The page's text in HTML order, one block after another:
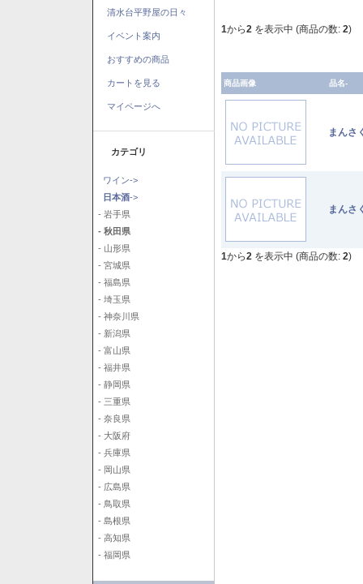
清水台平野屋の日々
イベント案内
おすすめの商品
カートを見る
マイページへ
カテゴリ
ワイン->
日本酒->
- 岩手県
- 秋田県
- 山形県
- 宮城県
- 福島県
- 埼玉県
- 神奈川県
- 新潟県
- 富山県
- 福井県
- 静岡県
- 三重県
- 奈良県
- 大阪府
- 兵庫県
- 岡山県
- 広島県
- 鳥取県
- 島根県
- 高知県
- 福岡県
1から2 を表示中 (商品の数: 2)
商品画像 品名-
まん
まん
1から2 を表示中 (商品の数: 2)